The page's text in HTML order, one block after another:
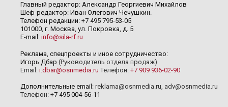
Главный редактор: Александр Георгиевич Михайлов
Шеф-редактор: Иван Олегович Чечушкин.
Телефон редакции: +7 495 795-53-05
101000, г. Москва, ул. Покровка, д. 5
E-mail: info@sila-rf.ru
Реклама, спецпроекты и иное сотрудничество:
Игорь Дбар (Руководитель отдела продаж)
Email: i.dbar@osnmedia.ru Телефон: +7 909 936-02-90
Дополнительные email: reklama@osnmedia.ru, adv@osnmedia.ru
Телефон: +7 495 004-56-11